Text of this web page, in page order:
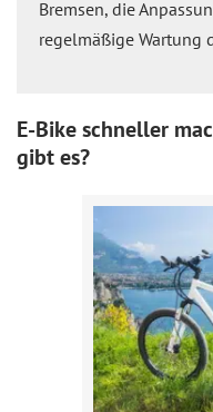
Bremsen, die
regelmäßige Wartung
E-Bike schneller
gibt es?